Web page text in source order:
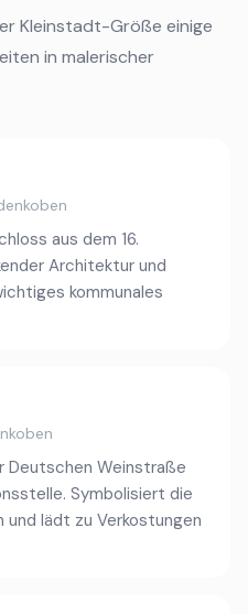
Kleinstadt-Größe einige
in malerischer
aus dem 16.
Architektur und
kommunales
Deutschen Weinstraße
Symbolisiert die
lädt zu Verkostungen